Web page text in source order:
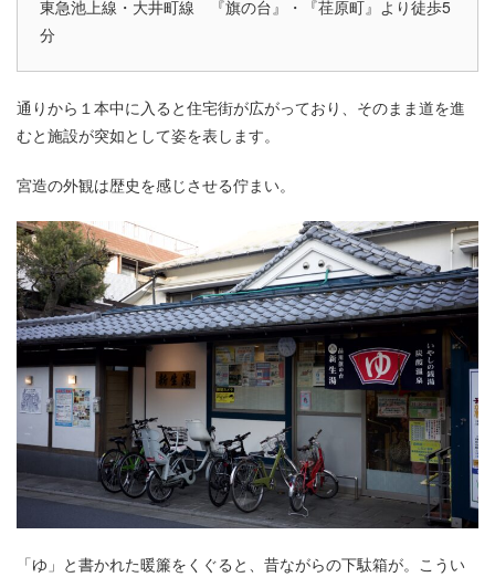
東急池上線・大井町線 『旗の台』・『荏原町』より徒歩5
分
通りから１本中に入ると住宅街が広がっており、そのまま道を進
むと施設が突如として姿を表します。
宮造の外観は歴史を感じさせる佇まい。
「ゆ」と書かれた暖簾をくぐると、昔ながらの下駄箱が。こうい